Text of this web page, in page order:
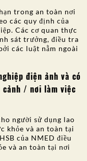
trong an toàn nơi
các quy định của
Các cơ quan thực
sát trưởng, điều tra
các luật nằm ngoài
điện ảnh và có
cảnh / nơi làm việc
người sử dụng lao
khỏe và an toàn tại
của NMED điều
và an toàn tại nơi